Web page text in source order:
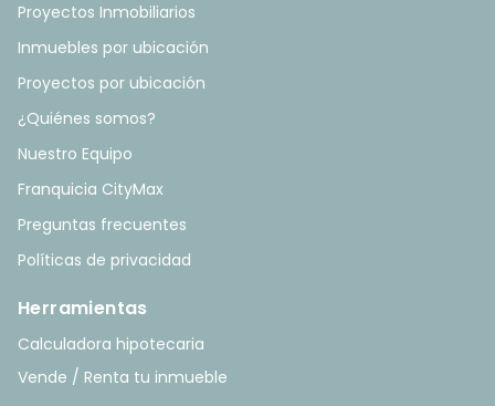
Proyectos Inmobiliarios
Inmuebles por ubicación
Proyectos por ubicación
¿Quiénes somos?
Nuestro Equipo
Franquicia CityMax
Preguntas frecuentes
Políticas de privacidad
Herramientas
Calculadora hipotecaria
Vende / Renta tu inmueble